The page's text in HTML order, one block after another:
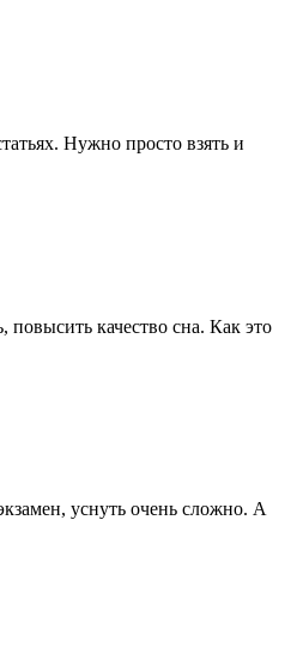
Нужно просто взять и
качество сна. Как это
уснуть очень сложно. А